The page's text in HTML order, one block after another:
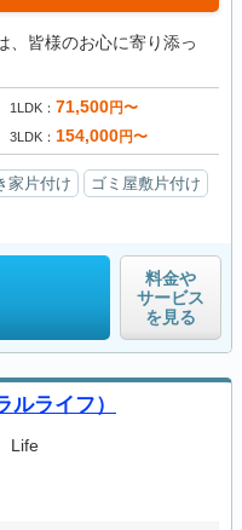
、皆様のお心に寄り添っ
1LDK 71,500円〜
3LDK 154,000円〜
家片付け
ゴミ屋敷片付け
料金や
サービス
を見る
ライフ）
Life